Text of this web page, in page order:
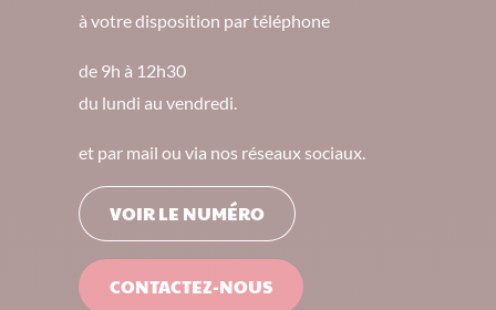
à votre disposition par téléphone
de 9h à 12h30
du lundi au vendredi.
et par mail ou via nos réseaux sociaux.
VOIR LE NUMÉRO
CONTACTEZ-NOUS